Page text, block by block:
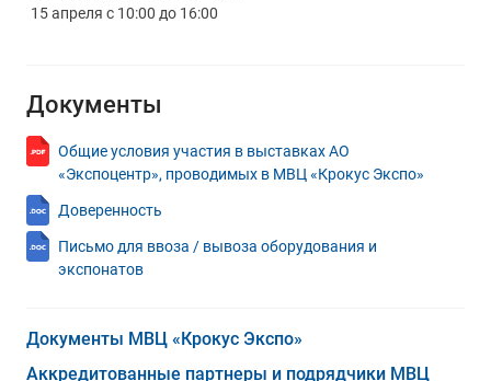
15 апреля с 10:00 до 16:00
Документы
Общие условия участия в выставках АО
«Экспоцентр», проводимых в МВЦ «Крокус Экспо»
Доверенность
Письмо для ввоза / вывоза оборудования и
экспонатов
Документы МВЦ «Крокус Экспо»
Аккредитованные партнеры и подрядчики МВЦ